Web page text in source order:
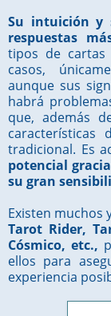
Su intuición y
respuestas
tipos de cartas
casos,
aunque sus
habrá
que, además
características
tradicional. Es
potencial
su gran
Existen muchos
Tarot Rider,
Cósmico, etc.,
ellos para
experiencia